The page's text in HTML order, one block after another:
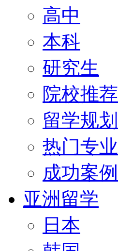
高中
本科
研究生
院校推荐
留学规划
热门专业
成功案例
亚洲留学
日本